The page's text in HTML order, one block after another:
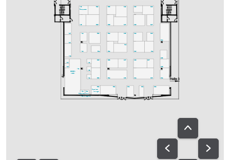
A12
A01
GREEN
AREA
A04
A07
A11
A02a
Ton-
ausgabe
C11
A13
C17
C10
D04
C01
C18
D14
C07
C19
B12
C13
B16
C04 D03
D02
D11
D17
B01
D07
B11
B15
B19
D06
D13
B18
A15
D01
A18
D19
B02
Speakers-
lounge
B08
A20
Fachpresse
C20
C12
B14
D08
B04 C03
B13
C08
A14
B05
A08
A10
A02
Speakers-
Prep.
A05
B03